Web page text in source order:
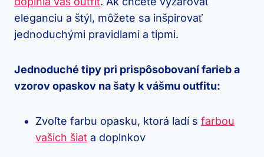
eleganciu a štýl, môžete sa inšpirovať
jednoduchými pravidlami a tipmi.
Jednoduché tipy pri prispôsobovaní farieb a
vzorov opaskov na šaty k vášmu outfitu:
Zvoľte farbu opasku, ktorá ladí s farbou
vašich šiat a doplnkov